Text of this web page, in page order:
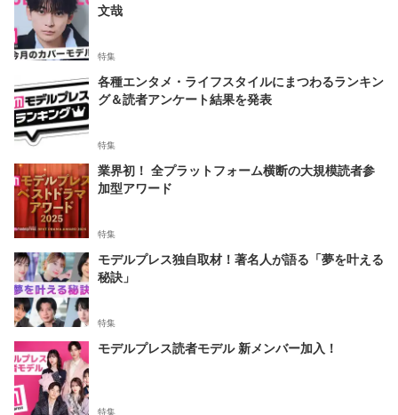
文哉
特集
各種エンタメ・ライフスタイルにまつわるランキン
グ＆読者アンケート結果を発表
特集
業界初！ 全プラットフォーム横断の大規模読者参
加型アワード
特集
モデルプレス独自取材！著名人が語る「夢を叶える
秘訣」
特集
モデルプレス読者モデル 新メンバー加入！
特集